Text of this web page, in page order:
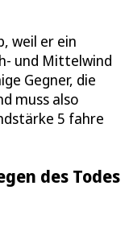
weil er ein
und Mittelwind
Gegner, die
muss also
5 fahre
des Todes